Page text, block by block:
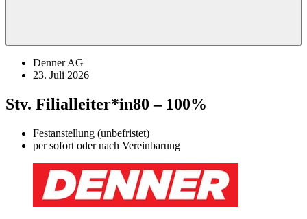
Denner AG
23. Juli 2026
Stv. Filialleiter*in80 – 100%
Festanstellung (unbefristet)
per sofort oder nach Vereinbarung